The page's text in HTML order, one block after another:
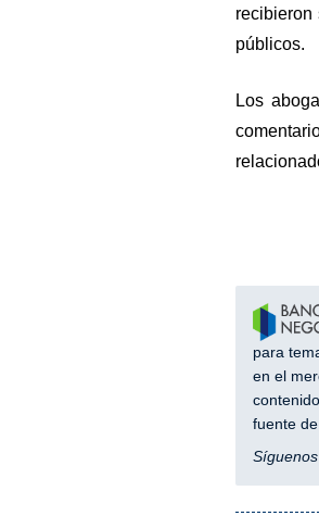
recibieron
públicos.
Los
para
en el
fuente